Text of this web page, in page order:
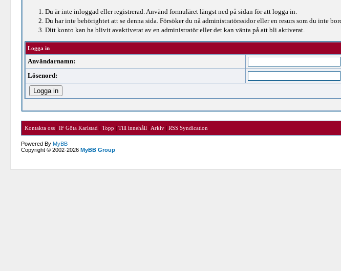
Du är inte inloggad eller registrerad. Använd formuläret längst ned på sidan för att logga in.
Du har inte behörightet att se denna sida. Försöker du nå administratörssidor eller en resurs som du inte
Ditt konto kan ha blivit avaktiverat av en administratör eller det kan vänta på att bli aktiverat.
Logga in
Användarnamn:
Lösenord:
Kontakta oss |IF Göta Karlstad |Topp |Till innehåll | Arkiv |RSS Syndication
Powered ByMyBB
Copyright © 2002-2026MyBB Group